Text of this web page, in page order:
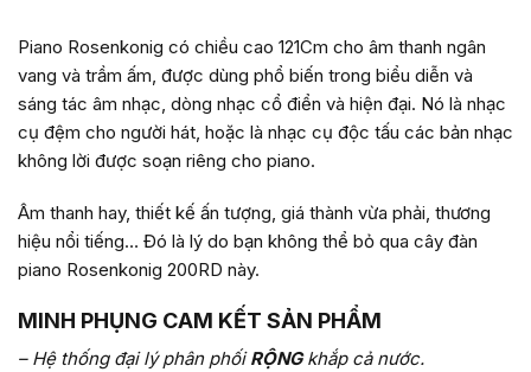
Piano Rosenkonig có chiều cao 121Cm cho âm thanh ngân
vang và trầm ấm, được dùng phổ biến trong biểu diễn và
sáng tác âm nhạc, dòng nhạc cổ điển và hiện đại. Nó là nhạc
cụ đệm cho người hát, hoặc là nhạc cụ độc tấu các bản nhạc
không lời được soạn riêng cho piano.
Âm thanh hay, thiết kế ấn tượng, giá thành vừa phải, thương
hiệu nổi tiếng… Đó là lý do bạn không thể bỏ qua cây đàn
piano Rosenkonig 200RD này.
MINH PHỤNG CAM KẾT SẢN PHẨM
– Hệ thống đại lý phân phốiRỘNGkhắp cả nước.